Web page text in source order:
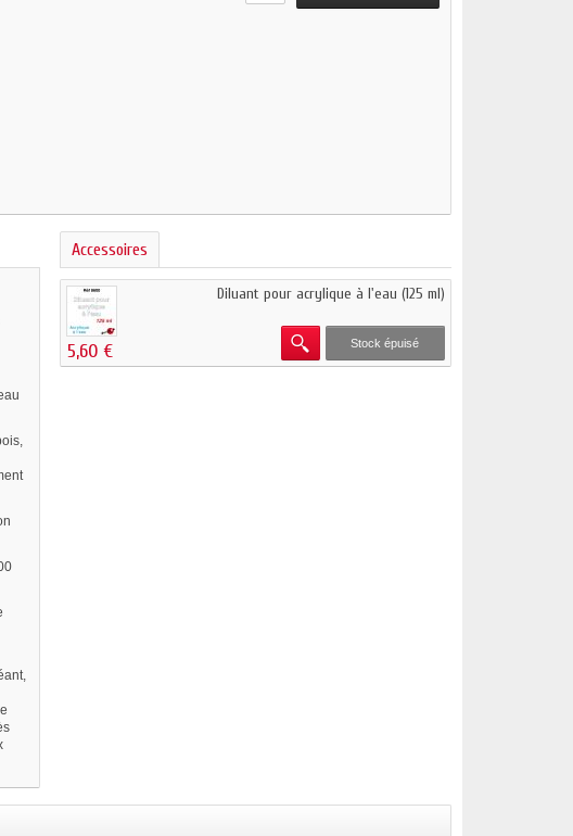
Accessoires
Diluant pour acrylique à l'eau (125 ml)
5,60 € Stock épuisé